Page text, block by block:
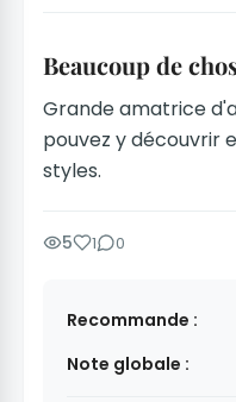
Beaucoup de
Grande amatrice
pouvez y découvrir
styles.
5 1 0
Recommande :
Note globale :